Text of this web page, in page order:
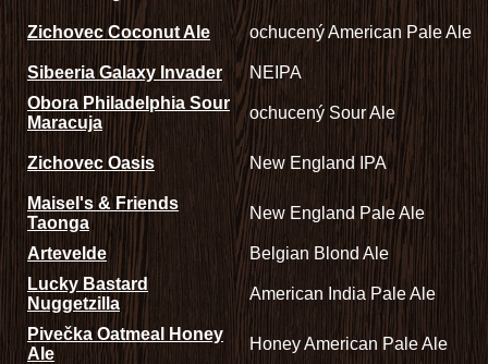
Zichovec Coconut Ale ochucený American Pale Ale
Sibeeria Galaxy Invader
NEIPA
Obora Philadelphia Sour
Maracuja
ochucený Sour Ale
Zichovec Oasis New England IPA
Maisel's & Friends
Taonga
New England Pale Ale
Artevelde
Belgian Blond Ale
Lucky Bastard
Nuggetzilla
American India Pale Ale
Pivečka Oatmeal Honey
Ale
Honey American Pale Ale